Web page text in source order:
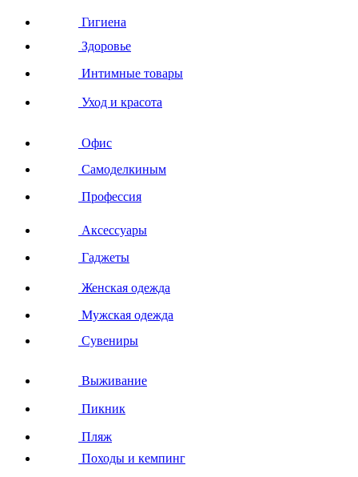
Гигиена
Здоровье
Интимные товары
Уход и красота
Офис
Самоделкиным
Профессия
Аксессуары
Гаджеты
Женская одежда
Мужская одежда
Сувениры
Выживание
Пикник
Пляж
Походы и кемпинг